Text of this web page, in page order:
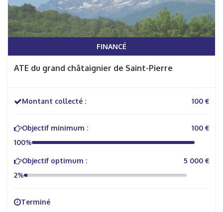
FINANCÉ
ATE du grand châtaignier de Saint-Pierre
Montant collecté : 100 €
Objectif minimum :
100 €
100%
Objectif optimum :
5 000 €
2%
Terminé